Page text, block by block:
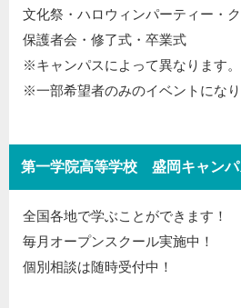
文化祭・ハロウィンパーティー・
保護者会・修了式・卒業式
※キャンパスによって異なります。
※一部希望者のみのイベントになり
第一学院高等学校 盛岡キャンパ
全国各地で学ぶことができます！
毎月オープンスクール実施中！
個別相談は随時受付中！